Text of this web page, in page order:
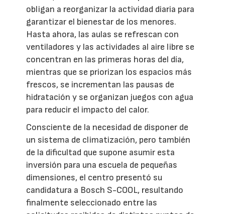
obligan a reorganizar la actividad diaria para
garantizar el bienestar de los menores.
Hasta ahora, las aulas se refrescan con
ventiladores y las actividades al aire libre se
concentran en las primeras horas del día,
mientras que se priorizan los espacios más
frescos, se incrementan las pausas de
hidratación y se organizan juegos con agua
para reducir el impacto del calor.
Consciente de la necesidad de disponer de
un sistema de climatización, pero también
de la dificultad que supone asumir esta
inversión para una escuela de pequeñas
dimensiones, el centro presentó su
candidatura a Bosch S-COOL, resultando
finalmente seleccionado entre las